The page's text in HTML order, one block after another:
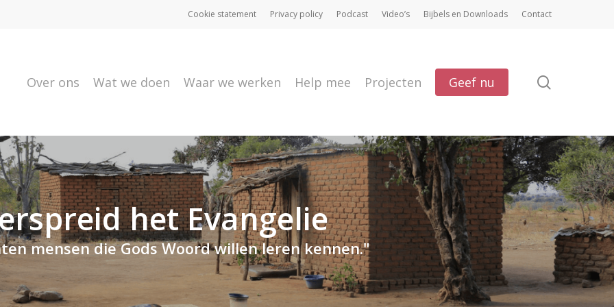
Cookie statement Privacy policy Podcast Video’s Bijbels en Downloads Contact
Over ons Wat we doen Waar we werken Help mee Projecten Geef nu
het Evangelie
mensen die Gods Woord willen leren kennen."